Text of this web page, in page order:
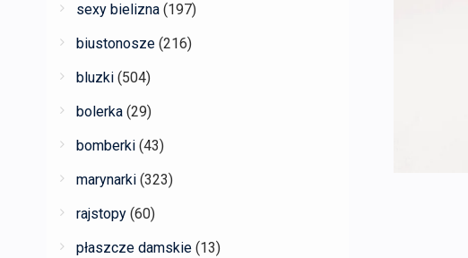
sexy bielizna (197)
biustonosze (216)
bluzki (504)
bolerka (29)
bomberki (43)
marynarki (323)
rajstopy (60)
płaszcze damskie (13)